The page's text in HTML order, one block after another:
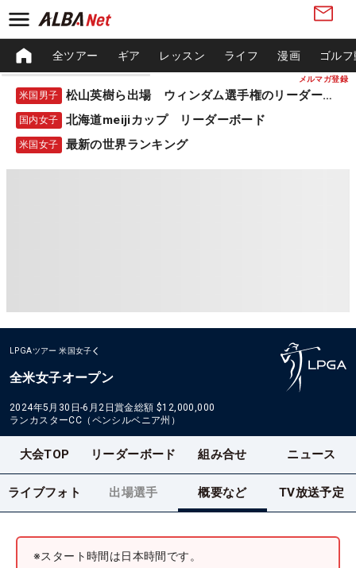
メルマガ登録
全ツアー ギア レッスン ライフ 漫画 ゴル
米国男子 松山英樹ら出場 ウィンダム選手権のリーダーボード
国内女子 北海道meijiカップ リーダーボード
米国女子 最新の世界ランキング
LPGAツアー 米国女子
全米女子オープン
2024年5月30日-6月2日賞金総額 $12,000,000
ランカスターCC（ペンシルベニア州）
大会TOP リーダーボード 組み合せ ニュース
ライブフォト 出場選手 概要など TV放送予定
※スタート時間は日本時間です。